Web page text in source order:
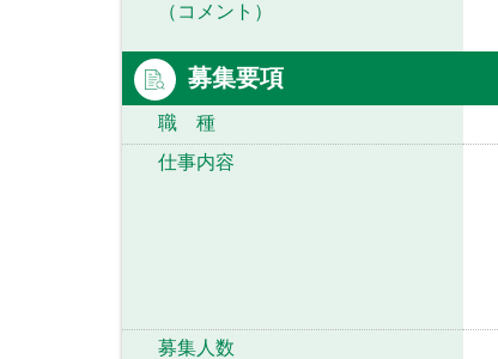
（コメント）
募集要項
職 種
仕事内容
募集人数